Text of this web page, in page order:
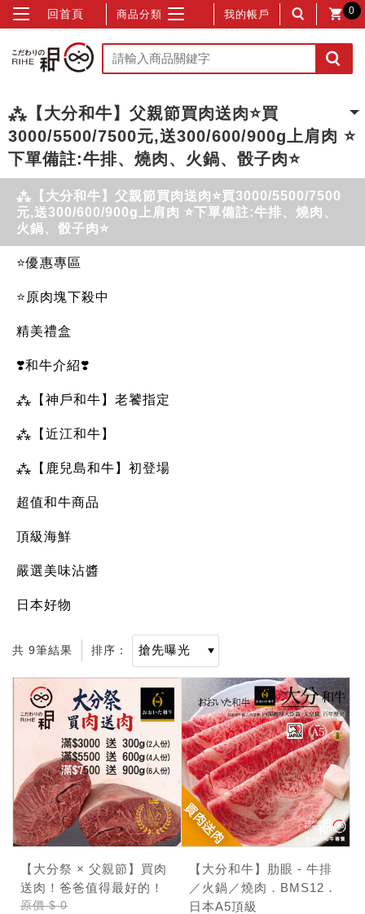
回首頁 商品分類 我的帳戶 0
⁂【大分和牛】父親節買肉送肉⭐買
3000/5500/7500元,送300/600/900g上肩肉 ⭐
下單備註:牛排、燒肉、火鍋、骰子肉⭐
⁂【大分和牛】父親節買肉送肉⭐買3000/5500/7500
元,送300/600/900g上肩肉 ⭐下單備註:牛排、燒肉、
火鍋、骰子肉⭐
⭐優惠專區
⭐原肉塊下殺中
精美禮盒
❣️和牛介紹❣️
⁂【神戶和牛】老饕指定
⁂【近江和牛】
⁂【鹿兒島和牛】初登場
超值和牛商品
頂級海鮮
嚴選美味沾醬
日本好物
共 9筆結果 排序：
【大分祭 × 父親節】買肉
送肉！爸爸值得最好的！
原價$ 0
【大分和牛】肋眼 - 牛排
／火鍋／燒肉．BMS12．
日本A5頂級